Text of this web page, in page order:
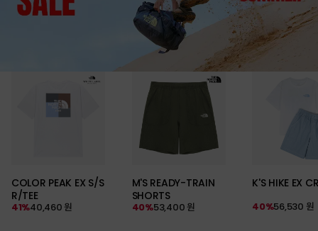
COLOR PEAK EX S/S
R/TEE
40,460 원
41%
M'S READY-TRAIN
SHORTS
53,400 원
40%
K'S HIKE EX
56,530 원
40%